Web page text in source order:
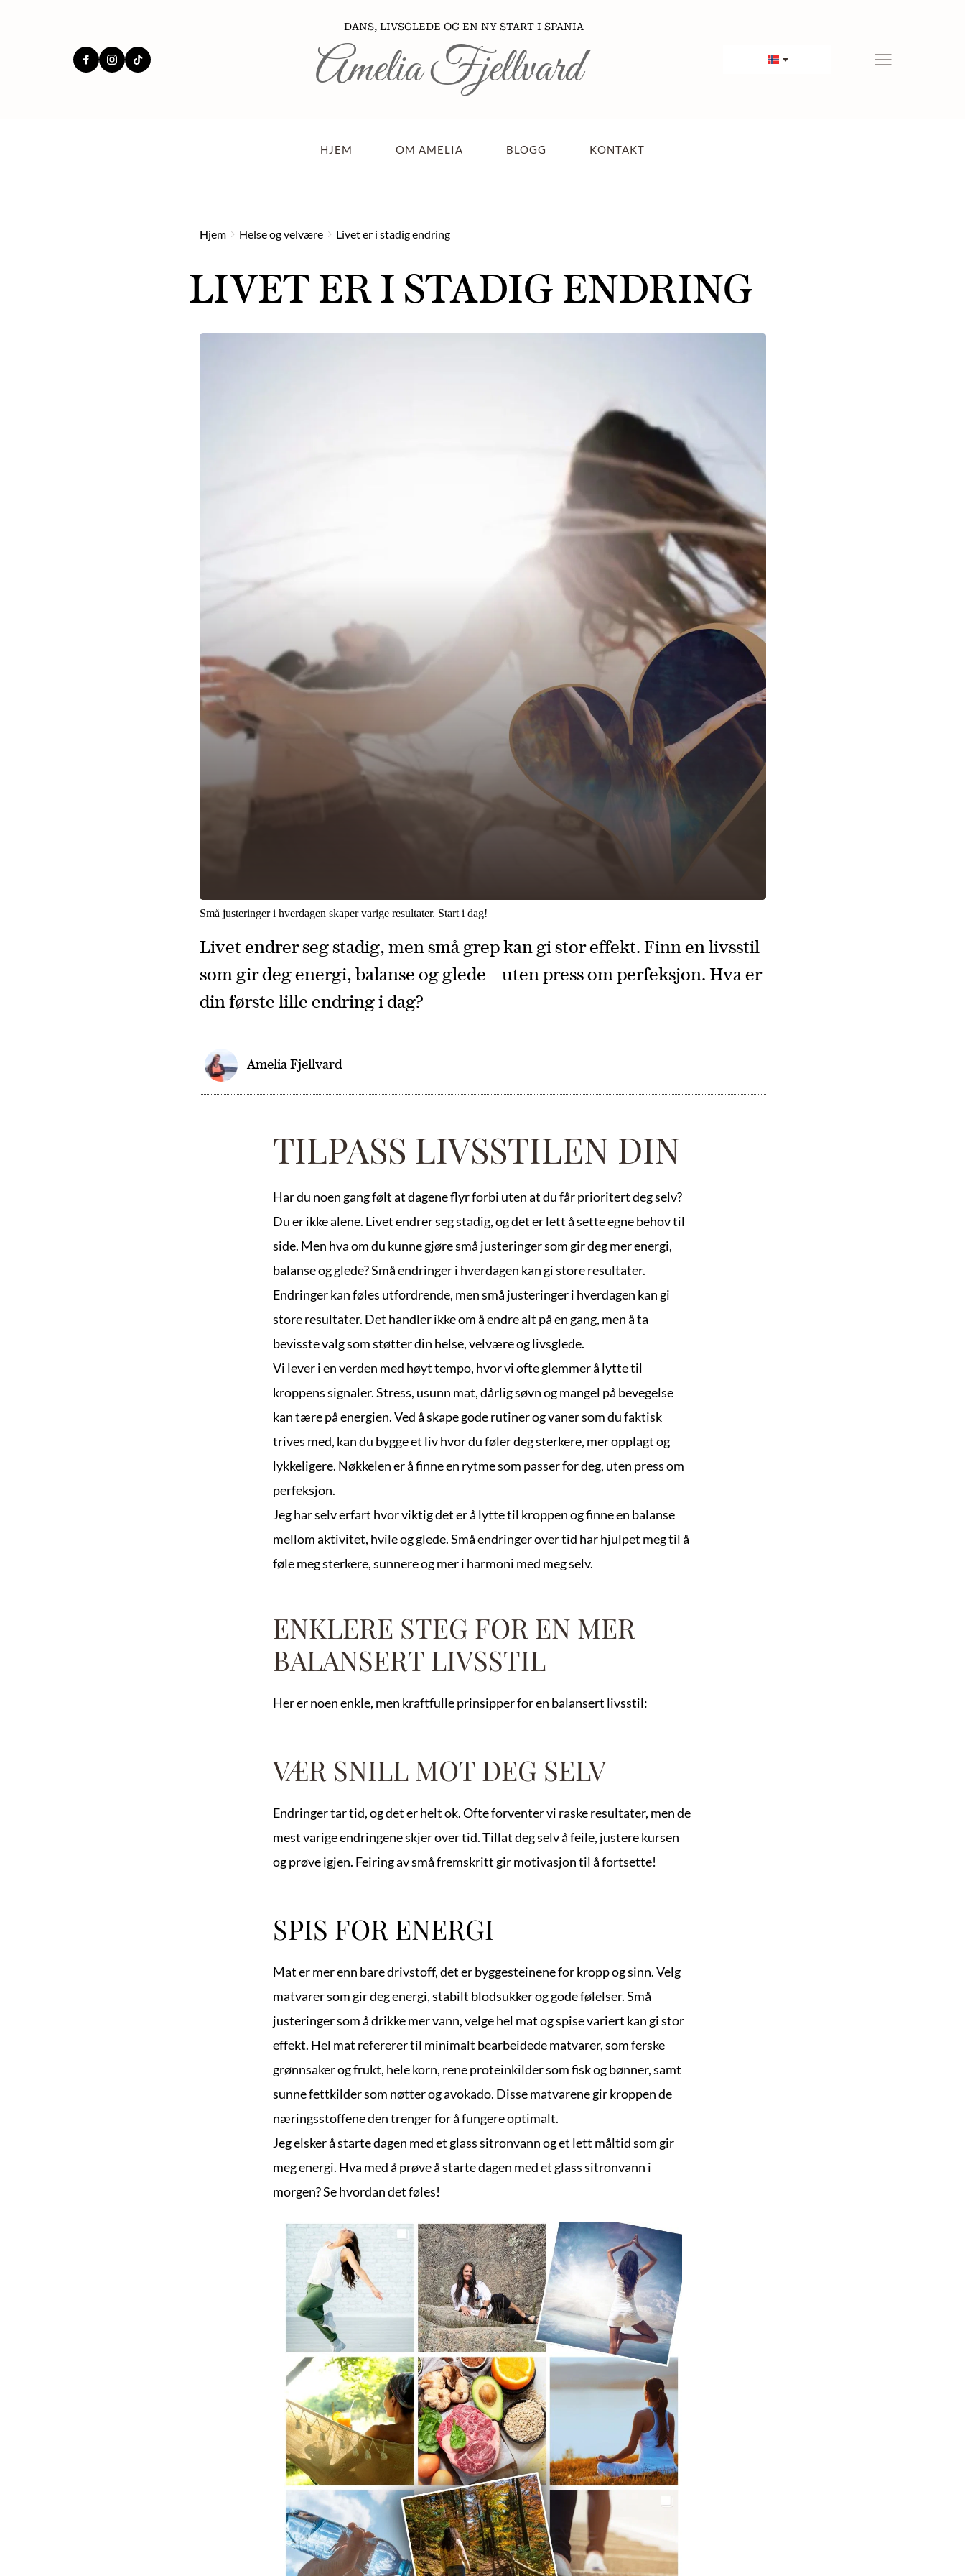
          DANS, LIVSGLEDE OG EN NY START I SPANIA
Amelia Fjellvard
HJEM OM AMELIA BLOGG KONTAKT
Hjem Helse og velvære Livet er i stadig endring
LIVET ER I STADIG ENDRING
Små justeringer i hverdagen skaper varige resultater. Start i dag!
Livet endrer seg stadig, men små grep kan gi stor effekt. Finn en livsstil
som gir deg energi, balanse og glede – uten press om perfeksjon. Hva er
din første lille endring i dag?
Amelia Fjellvard
TILPASS LIVSSTILEN DIN
Har du noen gang følt at dagene flyr forbi uten at du får prioritert deg selv?
Du er ikke alene. Livet endrer seg stadig, og det er lett å sette egne behov til
side. Men hva om du kunne gjøre små justeringer som gir deg mer energi,
balanse og glede? Små endringer i hverdagen kan gi store resultater.
Endringer kan føles utfordrende, men små justeringer i hverdagen kan gi
store resultater. Det handler ikke om å endre alt på en gang, men å ta
bevisste valg som støtter din helse, velvære og livsglede.
Vi lever i en verden med høyt tempo, hvor vi ofte glemmer å lytte til
kroppens signaler. Stress, usunn mat, dårlig søvn og mangel på bevegelse
kan tære på energien. Ved å skape gode rutiner og vaner som du faktisk
trives med, kan du bygge et liv hvor du føler deg sterkere, mer opplagt og
lykkeligere. Nøkkelen er å finne en rytme som passer for deg, uten press om
perfeksjon.
Jeg har selv erfart hvor viktig det er å lytte til kroppen og finne en balanse
mellom aktivitet, hvile og glede. Små endringer over tid har hjulpet meg til å
føle meg sterkere, sunnere og mer i harmoni med meg selv.
ENKLERE STEG FOR EN MER
BALANSERT LIVSSTIL
Her er noen enkle, men kraftfulle prinsipper for en balansert livsstil:
VÆR SNILL MOT DEG SELV
Endringer tar tid, og det er helt ok. Ofte forventer vi raske resultater, men de
mest varige endringene skjer over tid. Tillat deg selv å feile, justere kursen
og prøve igjen. Feiring av små fremskritt gir motivasjon til å fortsette!
SPIS FOR ENERGI
Mat er mer enn bare drivstoff, det er byggesteinene for kropp og sinn. Velg
matvarer som gir deg energi, stabilt blodsukker og gode følelser. Små
justeringer som å drikke mer vann, velge hel mat og spise variert kan gi stor
effekt. Hel mat refererer til minimalt bearbeidede matvarer, som ferske
grønnsaker og frukt, hele korn, rene proteinkilder som fisk og bønner, samt
sunne fettkilder som nøtter og avokado. Disse matvarene gir kroppen de
næringsstoffene den trenger for å fungere optimalt.
Jeg elsker å starte dagen med et glass sitronvann og et lett måltid som gir
meg energi. Hva med å prøve å starte dagen med et glass sitronvann i
morgen? Se hvordan det føles!